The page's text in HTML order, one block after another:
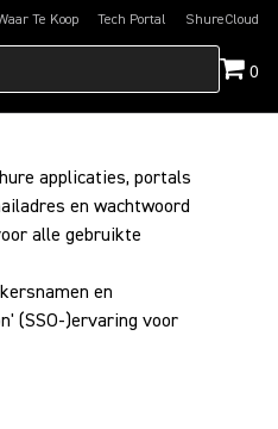
Te Koop Tech Portal
(Opens in a new tab)ShureCloud
(Opens in a new
0
applicaties, portals
en wachtwoord
alle gebruikte
en
(SSO-)ervaring voor